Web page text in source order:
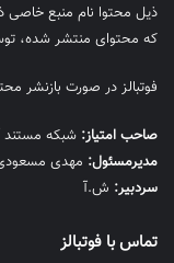
که محتوای منتشر شده،
فوتبالز در صورت بازنشر
صاحب امتیاز: شبکه مستند
مديرمسئول: مهدی
سردبیر: ش.آ
تماس با فوتبالز